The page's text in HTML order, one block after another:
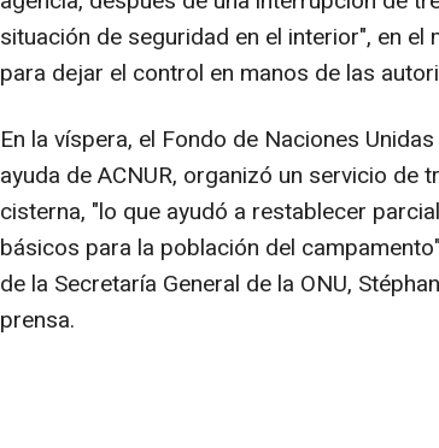
situación de seguridad en el interior", en el
para dejar el control en manos de las
En la víspera, el Fondo de Naciones
ayuda de ACNUR, organizó un servicio de
cisterna, "lo que ayudó a restablecer
básicos para la población del
de la Secretaría General de la ONU,
prensa.